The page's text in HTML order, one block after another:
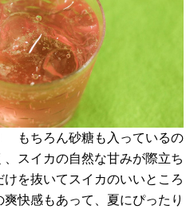
もちろん砂糖も入っているの
スイカの自然な甘みが際立ち
を抜いてスイカのいいところ
快感もあって、夏にぴったり